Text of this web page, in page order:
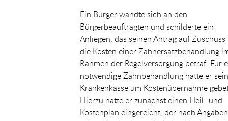
Ein Bürger wandte sich an den
Bürgerbeauftragten und schilderte ein
Anliegen, das seinen Antrag auf
die Kosten einer Zahnersatzbehandlung
Rahmen der Regelversorgung betraf. Für
notwendige Zahnbehandlung hatte er
Krankenkasse um Kostenübernahme
Hierzu hatte er zunächst einen Heil- und
Kostenplan eingereicht, der nach Angaben